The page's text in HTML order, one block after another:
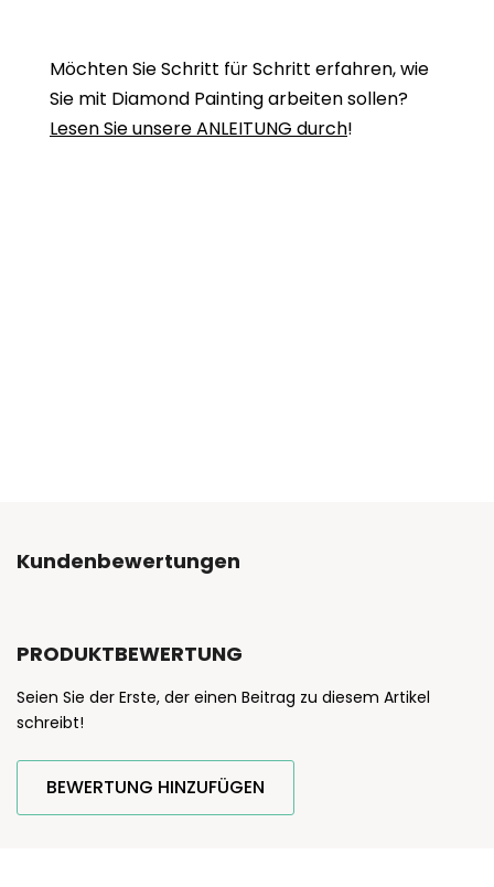
Möchten Sie Schritt für Schritt erfahren, wie
Sie mit Diamond Painting arbeiten sollen?
Lesen Sie unsere ANLEITUNG durch!
Kundenbewertungen
PRODUKTBEWERTUNG
Seien Sie der Erste, der einen Beitrag zu diesem Artikel
schreibt!
BEWERTUNG HINZUFÜGEN